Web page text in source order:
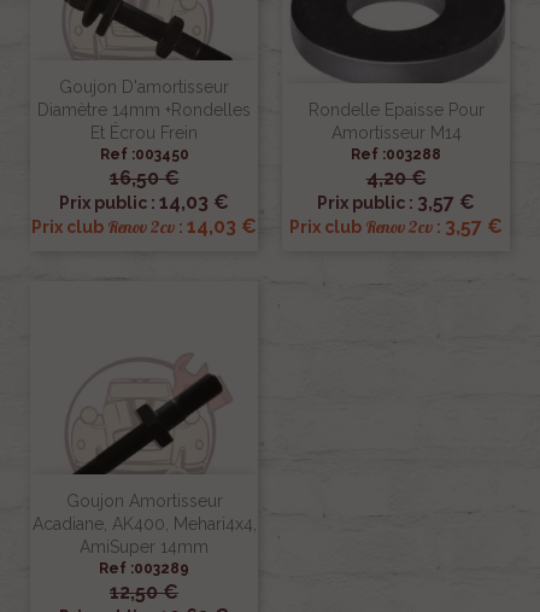
Goujon D'amortisseur
Diamètre 14mm +rondelles
Et Écrou Frein
Ref :003450
16,50 €
Prix public : 14,03 €
Prix club Renov 2cv : 14,03 €
Rondelle Epaisse Pour
Amortisseur M14
Ref :003288
4,20 €
Prix public : 3,57 €
Prix club Renov 2cv : 3,57 €
Goujon Amortisseur
Acadiane, AK400, Mehari4x4,
AmiSuper 14mm
Ref :003289
12,50 €